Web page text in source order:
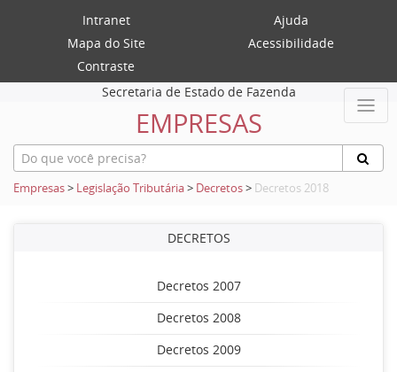
Intranet
Ajuda
Mapa do Site
Acessibilidade
Contraste
Secretaria de Estado de Fazenda
EMPRESAS
Empresas> Legislação Tributária> Decretos> Decretos 2018
DECRETOS
Decretos 2007
Decretos 2008
Decretos 2009